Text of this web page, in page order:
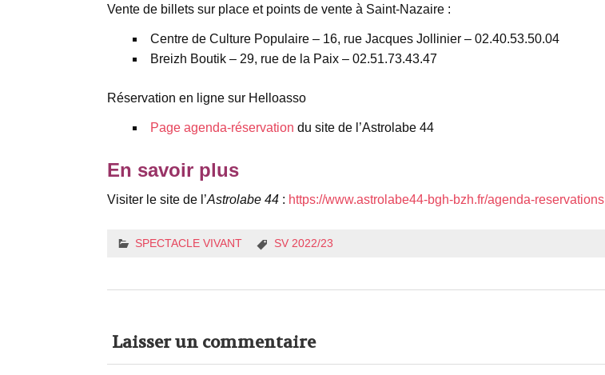
Vente de billets sur place et points de vente à Saint-Nazaire :
Centre de Culture Populaire – 16, rue Jacques Jollinier – 02.40.53.50.04
Breizh Boutik – 29, rue de la Paix – 02.51.73.43.47
Réservation en ligne sur Helloasso
Page agenda-réservation du site de l’Astrolabe 44
En savoir plus
Visiter le site de l’Astrolabe 44: https://www.astrolabe44-bgh-bzh.fr/agenda-reservations
SPECTACLE VIVANT SV 2022/23
Laisser un commentaire